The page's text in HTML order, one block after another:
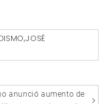
,JOSÉ
anunció aumento de